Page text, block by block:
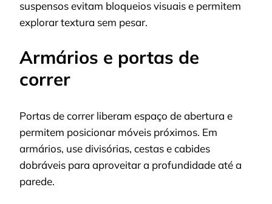
suspensos evitam bloqueios visuais e permitem
explorar textura sem pesar.
Armários e portas de
correr
Portas de correr liberam espaço de abertura e
permitem posicionar móveis próximos. Em
armários, use divisórias, cestas e cabides
dobráveis para aproveitar a profundidade até a
parede.